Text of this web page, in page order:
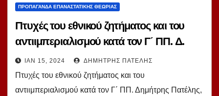
ΠΡΟΠΑΓΆΝΔΑ ΕΠΑΝΑΣΤΑΤΙΚΉΣ ΘΕΩΡΊΑΣ
Πτυχές του εθνικού ζητήματος και του
αντιιμπεριαλισμού κατά τον Γ΄ ΠΠ. Δ.
Πατέλης
ΙΑΝ 15, 2024 ΔΗΜΉΤΡΗΣ ΠΑΤΈΛΗΣ
Πτυχές του εθνικού ζητήματος και του
αντιιμπεριαλισμού κατά τον Γ΄ ΠΠ. Δημήτρης Πατέλης,